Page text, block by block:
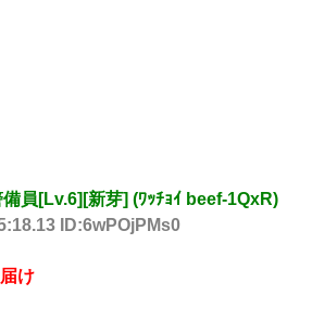
員[Lv.6][新芽] (ﾜｯﾁｮｲ beef-1QxR)
ID:6wPOjPMs0
け